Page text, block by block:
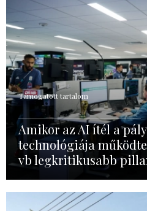
Támogatott tartalom
Amikor az AI ítél a
technológiája
vb legkritikusabb